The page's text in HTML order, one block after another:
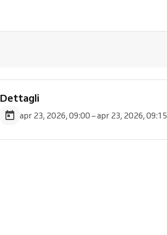
Dettagli
apr 23, 2026, 09:00 – apr 23, 2026, 09:15